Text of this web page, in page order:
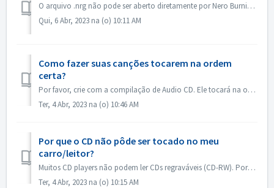
O arquivo .nrg não pode ser aberto diretamente por Nero Burning ROM. Você pode queimar seu arquivo .nrg em disco por Nero Burning ROM. Ou usar o software d...
Qui, 6 Abr, 2023 na (o) 10:11 AM
Como fazer suas canções tocarem na ordem
certa?
Por favor, crie com a compilação de Audio CD. Ele tocará na ordem em que você adicionou os arquivos. Se você criar com outra compilação que irá gravar de fa...
Ter, 4 Abr, 2023 na (o) 10:46 AM
Por que o CD não pôde ser tocado no meu
carro/leitor?
Muitos CD players não podem ler CDs regraváveis (CD-RW). Portanto, você deve usar os CD-ROMs normais para gravar CDs de áudio.
Ter, 4 Abr, 2023 na (o) 10:15 AM